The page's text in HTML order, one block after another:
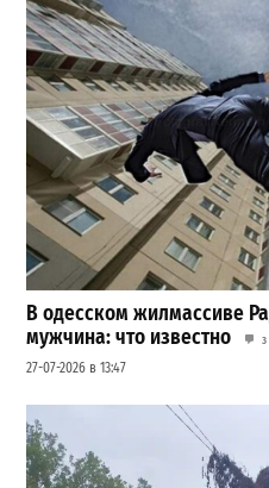
В одесском жилмассиве
мужчина: что известно
3
27-07-2026 в 13:47